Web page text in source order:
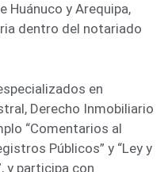
Huánuco y Arequipa,
dentro del notariado
en
Derecho Inmobiliario
“Comentarios al
Públicos” y “Ley y
y participa con